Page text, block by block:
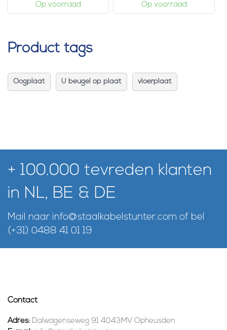
Op voorraad Op voorraad
Product tags
Oogplaat U beugel op plaat vloerplaat
+ 100.000 tevreden klanten
in NL, BE & DE
Mail naar info@staalkabelstunter.com of bel
(+31) 0488 41 01 19
Contact
Adres: Dalwagenseweg 91 4043MV Opheusden